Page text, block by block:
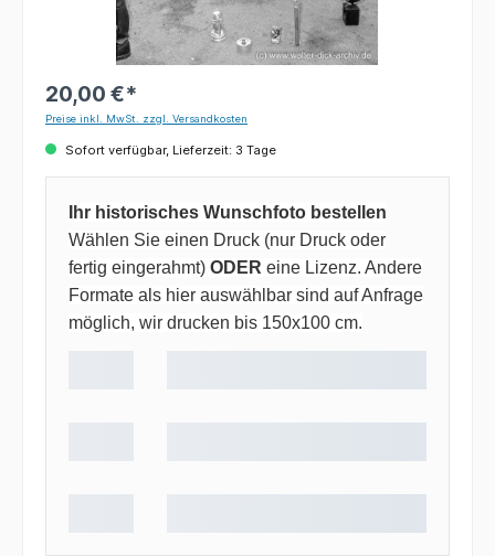
20,00 €*
Preise inkl. MwSt. zzgl. Versandkosten
Sofort verfügbar, Lieferzeit: 3 Tage
Ihr historisches Wunschfoto bestellen
Wählen Sie einen Druck (nur Druck oder
fertig eingerahmt) ODER eine Lizenz. Andere
Formate als hier auswählbar sind auf Anfrage
möglich, wir drucken bis 150x100 cm.